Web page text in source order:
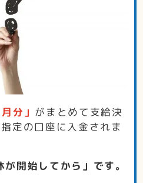
分」 がまとめて支給決
定の口座に入金されま
が開始してから」です。